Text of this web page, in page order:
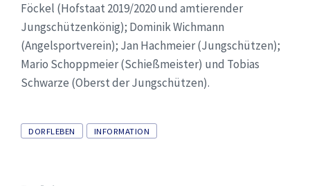
Föckel (Hofstaat 2019/2020 und amtierender
Jungschützenkönig); Dominik Wichmann
(Angelsportverein); Jan Hachmeier (Jungschützen);
Mario Schoppmeier (Schießmeister) und Tobias
Schwarze (Oberst der Jungschützen).
Tags
DORFLEBEN INFORMATION